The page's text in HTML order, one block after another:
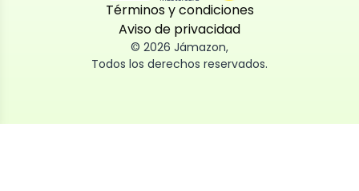
Términos y condiciones
Aviso de privacidad
© 2026 Jámazon,
Todos los derechos reservados.